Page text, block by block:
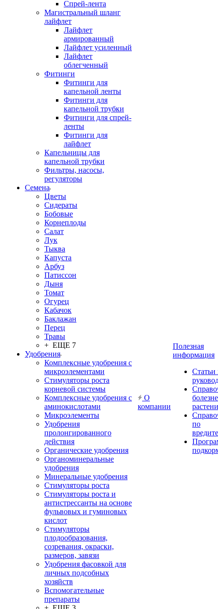
Спрей-лента
Магистральный шланг
лайфлет
Лайфлет
армированный
Лайфлет усиленный
Лайфлет
облегченный
Фитинги
Фитинги для
капельной ленты
Фитинги для
капельной трубки
Фитинги для спрей-
ленты
Фитинги для
лайфлет
Капельницы для
капельной трубки
Фильтры, насосы,
регуляторы
Семена
Цветы
Сидераты
Бобовые
Корнеплоды
Салат
Лук
Тыква
Капуста
Арбуз
Патиссон
Дыня
Томат
Огурец
Кабачок
Баклажан
Перец
Травы
+ ЕЩЕ 7
Удобрения
Комплексные удобрения с
микроэлементами
Стимуляторы роста
корневой системы
Комплексные удобрения с
аминокислотами
Микроэлементы
Удобрения
пролонгированного
действия
Органические удобрения
Органоминеральные
удобрения
Минеральные удобрения
Стимуляторы роста
Стимуляторы роста и
антистрессанты на основе
фульвовых и гуминовых
кислот
Стимуляторы
плодообразования,
созревания, окраски,
размеров, завязи
Удобрения фасовкой для
личных подсобных
хозяйств
Вспомогательные
препараты
О
компании
Полезная
информация
Статьи
по